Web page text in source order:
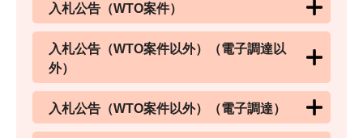
入札公告（WTO案件）
入札公告（WTO案件以外）（電子調達以
外）
入札公告（WTO案件以外）（電子調達）